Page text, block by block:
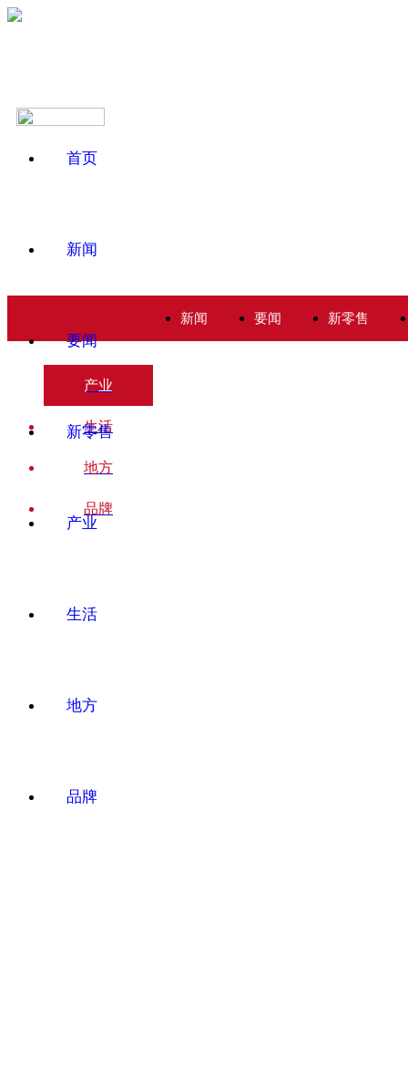
首页
新闻
要闻
新零售
产业
生活
地方
品牌
新闻 要闻 新零售
产业
生活
地方
品牌